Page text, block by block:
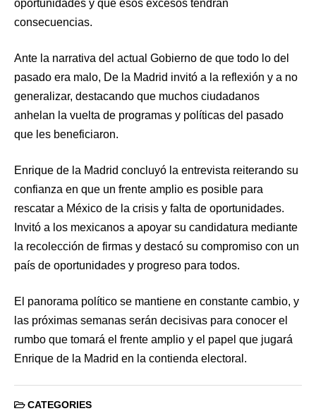
oportunidades y que esos excesos tendrán
consecuencias.
Ante la narrativa del actual Gobierno de que todo lo del
pasado era malo, De la Madrid invitó a la reflexión y a no
generalizar, destacando que muchos ciudadanos
anhelan la vuelta de programas y políticas del pasado
que les beneficiaron.
Enrique de la Madrid concluyó la entrevista reiterando su
confianza en que un frente amplio es posible para
rescatar a México de la crisis y falta de oportunidades.
Invitó a los mexicanos a apoyar su candidatura mediante
la recolección de firmas y destacó su compromiso con un
país de oportunidades y progreso para todos.
El panorama político se mantiene en constante cambio, y
las próximas semanas serán decisivas para conocer el
rumbo que tomará el frente amplio y el papel que jugará
Enrique de la Madrid en la contienda electoral.
CATEGORIES